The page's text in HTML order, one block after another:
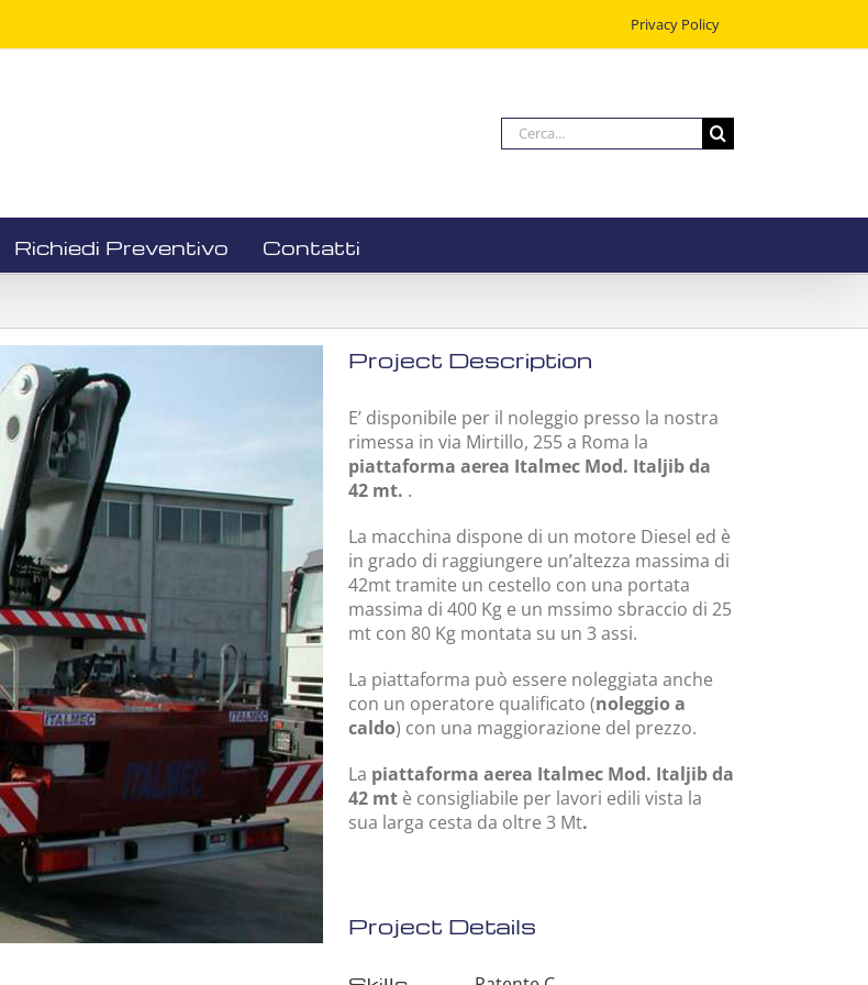
Privacy Policy
Cerca
per:
Richiedi Preventivo Contatti
Project Description
E’ disponibile per il noleggio presso la nostra
rimessa in via Mirtillo, 255 a Roma la
piattaforma aerea Italmec Mod. Italjib da
42 mt. .
La macchina dispone di un motore Diesel ed è
in grado di raggiungere un’altezza massima di
42mt tramite un cestello con una portata
massima di 400 Kg e un mssimo sbraccio di 25
mt con 80 Kg montata su un 3 assi.
La piattaforma può essere noleggiata anche
con un operatore qualificato (noleggio a
caldo) con una maggiorazione del prezzo.
La piattaforma aerea Italmec Mod. Italjib da
42 mt è consigliabile per lavori edili vista la
sua larga cesta da oltre 3 Mt.
Project Details